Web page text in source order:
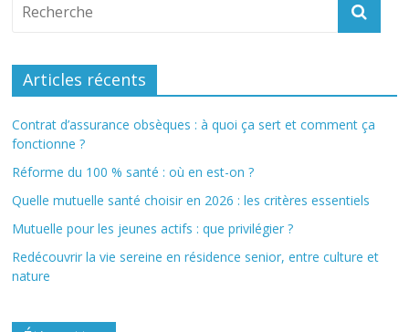
Articles récents
Contrat d’assurance obsèques : à quoi ça sert et comment ça
fonctionne ?
Réforme du 100 % santé : où en est-on ?
Quelle mutuelle santé choisir en 2026 : les critères essentiels
Mutuelle pour les jeunes actifs : que privilégier ?
Redécouvrir la vie sereine en résidence senior, entre culture et
nature